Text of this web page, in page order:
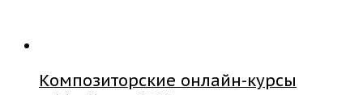
Композиторские онлайн-курсы